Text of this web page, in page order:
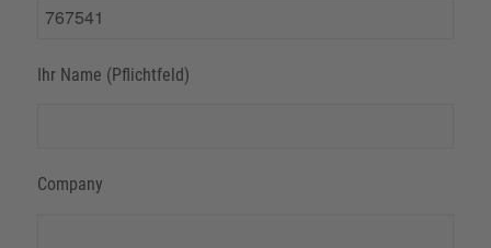
Ihr Name (Pflichtfeld)
Company